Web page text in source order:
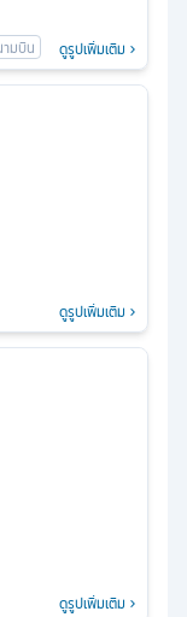
ดูรูปเพิ่มเติม
ดูรูปเพิ่มเติม
ดูรูปเพิ่มเติม